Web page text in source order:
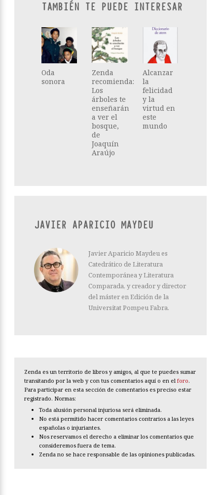
TAMBIÉN TE PUEDE INTERESAR
Oda
sonora
Zenda
recomienda:
Los
árboles te
enseñarán
a ver el
bosque,
de
Joaquín
Araújo
Alcanzar
la
felicidad
y la
virtud en
este
mundo
JAVIER APARICIO MAYDEU
Javier Aparicio Maydeu es
Catedrático de Literatura
Contemporánea y Literatura
Comparada, y creador y director
del máster en Edición de la
Universitat Pompeu Fabra.
Zenda es un territorio de libros y amigos, al que te puedes sumar
transitando por la web y con tus comentarios aquí o en el foro.
Para participar en esta sección de comentarios es preciso estar
registrado. Normas:
Toda alusión personal injuriosa será eliminada.
No está permitido hacer comentarios contrarios a las leyes
españolas o injuriantes.
Nos reservamos el derecho a eliminar los comentarios que
consideremos fuera de tema.
Zenda no se hace responsable de las opiniones publicadas.